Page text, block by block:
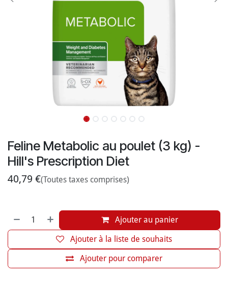
Feline Metabolic au poulet (3 kg) -
Hill's Prescription Diet
40,79 €(Toutes taxes comprises)
Ajouter au panier
Ajouter pour comparer
Ajouter à la liste de souhaits